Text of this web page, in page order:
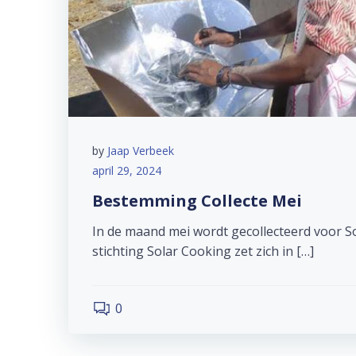
by Jaap Verbeek
april 29, 2024
Bestemming Collecte Mei
In de maand mei wordt gecollecteerd voor
stichting Solar Cooking zet zich in […]
0